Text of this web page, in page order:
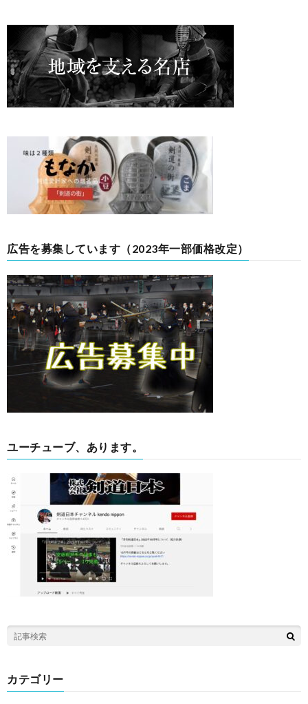
広告を募集しています（2023年一部価格改定）
ユーチューブ、あります。
カテゴリー